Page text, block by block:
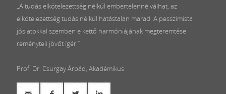
„A tudás elkötelezettség nélkül embertelenné válhat, az
elkötelezettség tudás nélkül hatástalan marad. A pesszimista
jóslatokkal szemben e kettő harmóniájának megteremtése
reményteli jövőt ígér.”
Prof. Dr. Csurgay Árpád, Akadémikus